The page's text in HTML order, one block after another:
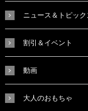
ニュース＆トピック
割引＆イベント
動画
大人のおもちゃ